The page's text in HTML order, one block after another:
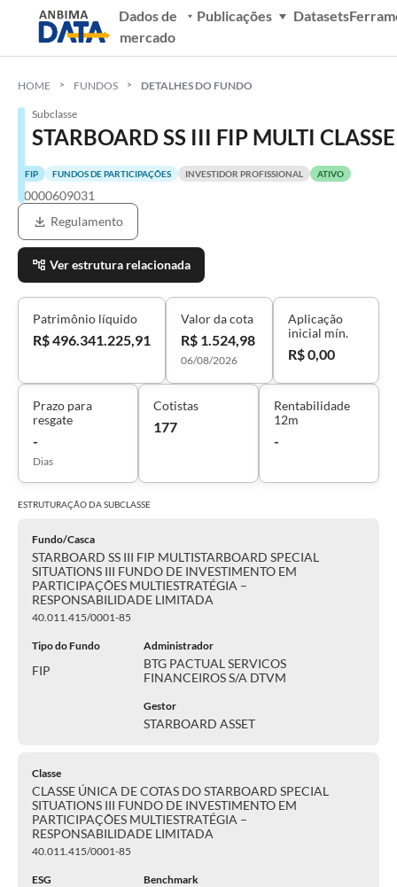
Dados de
mercado
Publicações Datasets
HOME FUNDOS DETALHES DO FUNDO
Subclasse
STARBOARD SS III FIP MULTI
FIP FUNDOS DE PARTICIPAÇÕES INVESTIDOR PROFISSIONAL ATIVO
S0000609031
Regulamento
Ver estrutura relacionada
Patrimônio líquido
R$ 496.341.225,91
Valor da cota
R$ 1.524,98
06/08/2026
Aplicação
inicial mín.
R$ 0,00
Prazo para
resgate
-
Dias
Cotistas
177
Rentabilidade
12m
-
ESTRUTURAÇÃO DASUBCLASSE
Fundo/Casca
STARBOARD SS III FIP MULTISTARBOARD SPECIAL
SITUATIONS III FUNDO DE INVESTIMENTO EM
PARTICIPAÇÕES MULTIESTRATÉGIA –
RESPONSABILIDADE LIMITADA
40.011.415/0001-85
Tipo do Fundo
FIP
Administrador
BTG PACTUAL SERVICOS
FINANCEIROS S/A DTVM
Gestor
STARBOARD ASSET
Classe
CLASSE ÚNICA DE COTAS DO STARBOARD SPECIAL
SITUATIONS III FUNDO DE INVESTIMENTO EM
PARTICIPAÇÕES MULTIESTRATÉGIA –
RESPONSABILIDADE LIMITADA
40.011.415/0001-85
ESG Benchmark